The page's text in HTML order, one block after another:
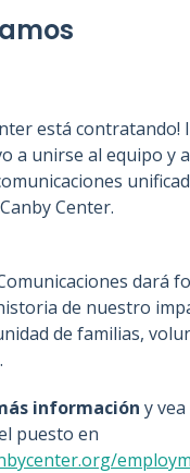
está contratando!
a unirse al equipo y
Center.
dará
de nuestro
de familias,
información y
puesto en